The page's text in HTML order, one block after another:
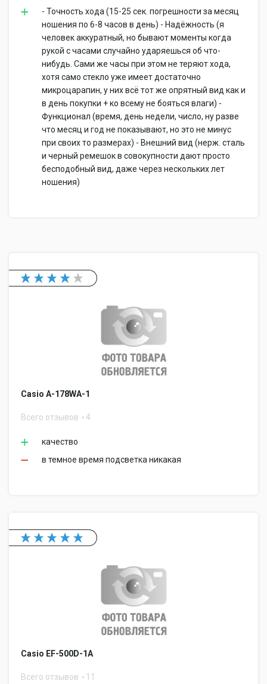
- Точность хода (15-25 сек. погрешности за месяц
ношения по 6-8 часов в день) - Надёжность (я
человек аккуратный, но бывают моменты когда
рукой с часами случайно ударяешься об что-
нибудь. Сами же часы при этом не теряют хода,
хотя само стекло уже имеет достаточно
микроцарапин, у них всё тот же опрятный вид как и
в день покупки + ко всему не бояться влаги) -
Функционал (время, день недели, число, ну разве
что месяц и год не показывают, но это не минус
при своих то размерах) - Внешний вид (нерж. сталь
и черный ремешок в совокупности дают просто
бесподобный вид, даже через нескольких лет
ношения)
Casio A-178WA-1
Всего отзывов 4
качество
в темное время подсветка никакая
Casio EF-500D-1A
Всего отзывов 11